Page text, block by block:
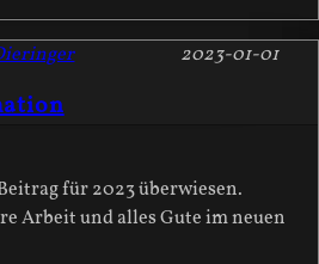
2023-01-01
für 2023 überwiesen.
Arbeit und alles Gute im neuen